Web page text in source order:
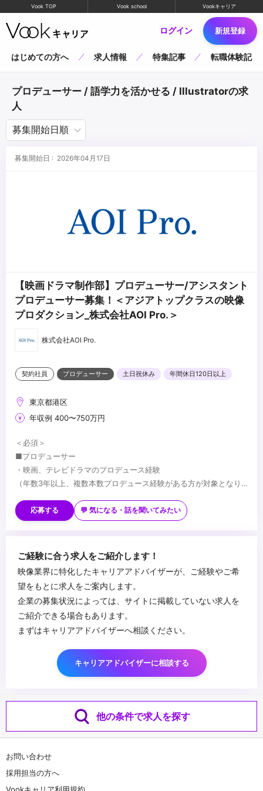
Vook TOP Vook school Vookキャリア
ログイン 新規登録
はじめての方へ 求人情報 特集記事 転職体験記
プロデューサー / 語学力を活かせる / Illustratorの求
人
募集開始日 : 2026年04月17日
【映画ドラマ制作部】プロデューサー/アシスタント
プロデューサー募集！＜アジアトップクラスの映像
プロダクション_株式会社AOI Pro.＞
株式会社AOI Pro.
契約社員 プロデューサー 土日祝休み 年間休日120日以上
東京都港区
年収例 400〜750万円
＜必須＞
■プロデューサー
・映画、テレビドラマのプロデュース経験
（年数3年以上、複数本数プロデュース経験がある方が対象となり
・企画立案～成立、案件獲得の経験のある方
・スケジュール、予算、スタッフ管理のご経験
・映画・ドラマ制作現場を複数本数経験されている方
・将来的にプロデューサーになる意思のある方
・チャレンジ精神があり、新しい取り組みへ柔軟にかつ能動的に対
・チームワークを大切にし、色々な人とコミュニケーションを取る
ことが好きな方
...
応募する 💬 気になる・話を聞いてみたい
ご経験に合う求人をご紹介します！
映像業界に特化したキャリアアドバイザーが、ご経験やご希
望をもとに求人をご案内します。
企業の募集状況によっては、サイトに掲載していない求人を
ご紹介できる場合もあります。
まずはキャリアアドバイザーへ相談ください。
キャリアアドバイザーに相談する
他の条件で求人を探す
お問い合わせ
採用担当の方へ